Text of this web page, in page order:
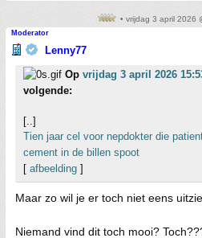
• vrijdag 3 april 2026
Moderator
Lenny77
Op vrijdag 3 april 2026
volgende:
[..]
Tien jaar cel voor nepdokter die
cement in de billen spoot
[ afbeelding ]
Maar zo wil je er toch niet eens
Niemand vind dit toch mooi?